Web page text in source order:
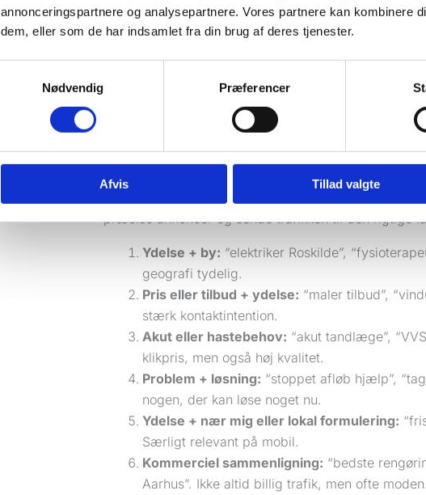
annonceringspartnere og analysepartnere. Vores partnere kan kombinere
dem, eller som de har indsamlet fra din brug af deres tjenester.
Nødvendig
Præferencer
Afvis Tillad valgte
interessant end “hvad er tandsten”.
handler om søgetermen. Matchtypen er bare
De bedste søgninger i Google Ads er dem, der
er tydelige.
præcise annoncer og sende trafikken til den rigtige
Ydelse + by: “elektriker Roskilde”,
geografi tydelig.
Pris eller tilbud + ydelse: “maler tilbud”,
stærk kontaktintention.
Akut eller hastebehov: “akut tandlæge”,
klikpris, men også høj kvalitet.
Problem + løsning: “stoppet afløb hjælp”,
nogen, der kan løse noget nu.
Ydelse + nær mig eller lokal formulering:
Særligt relevant på mobil.
Kommerciel sammenligning: “bedste
Aarhus”. Ikke altid billig trafik, men ofte moden.